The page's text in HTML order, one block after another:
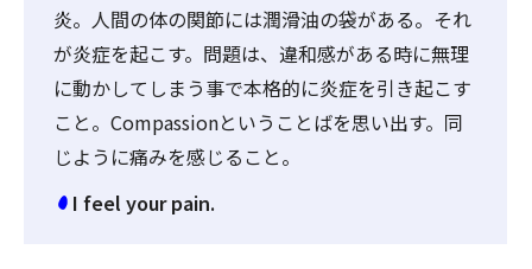
炎。人間の体の関節には潤滑油の袋がある。それ
が炎症を起こす。問題は、違和感がある時に無理
に動かしてしまう事で本格的に炎症を引き起こす
こと。Compassionということばを思い出す。同
じように痛みを感じること。
I feel your pain.